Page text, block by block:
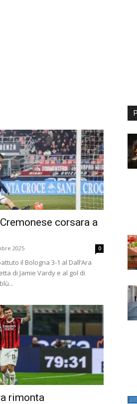
corsara a
2025 0
il Bologna 3-1 al Dall’Ara
di Jamie Vardy e al gol di
rimonta